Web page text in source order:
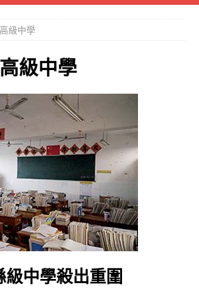
級中學
級中學
級中學殺出重圍